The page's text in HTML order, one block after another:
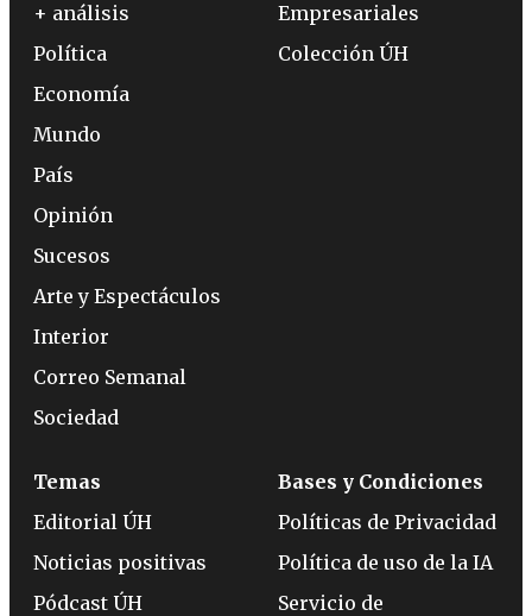
+ análisis
Política
Economía
Mundo
País
Opinión
Sucesos
Arte y Espectáculos
Interior
Correo Semanal
Sociedad
Empresariales
Colección ÚH
Temas
Editorial ÚH
Noticias positivas
Pódcast ÚH
Bases y Condiciones
Políticas de Privacidad
Política de uso de la IA
Servicio de